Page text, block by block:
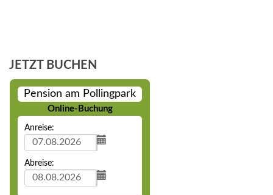
JETZT BUCHEN
Pension am Pollingpark
Online-Buchung
Anreise:
Abreise: